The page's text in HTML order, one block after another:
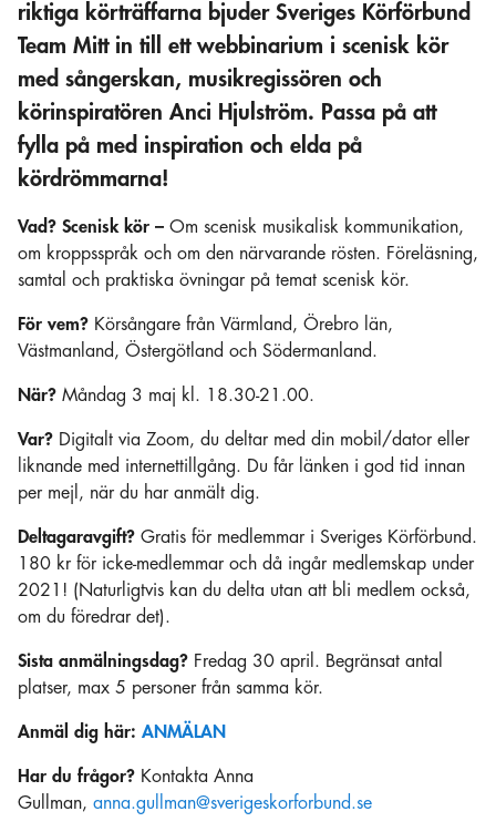
riktiga körträffarna bjuder Sveriges Körförbund
Team Mitt in till ett webbinarium i scenisk kör
med sångerskan, musikregissören och
körinspiratören Anci Hjulström. Passa på att
fylla på med inspiration och elda på
kördrömmarna!
Vad? Scenisk kör – Om scenisk musikalisk kommunikation,
om kroppsspråk och om den närvarande rösten. Föreläsning,
samtal och praktiska övningar på temat scenisk kör.
För vem? Körsångare från Värmland, Örebro län,
Västmanland, Östergötland och Södermanland.
När? Måndag 3 maj kl. 18.30-21.00.
Var? Digitalt via Zoom, du deltar med din mobil/dator eller
liknande med internettillgång. Du får länken i god tid innan
per mejl, när du har anmält dig.
Deltagaravgift? Gratis för medlemmar i Sveriges Körförbund.
180 kr för icke-medlemmar och då ingår medlemskap under
2021! (Naturligtvis kan du delta utan att bli medlem också,
om du föredrar det).
Sista anmälningsdag? Fredag 30 april. Begränsat antal
platser, max 5 personer från samma kör.
Anmäl dig här: ANMÄLAN
Har du frågor? Kontakta Anna
Gullman, anna.gullman@sverigeskorforbund.se